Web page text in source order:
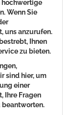
hochwertige
Wenn Sie
uns anzurufen.
Ihnen
zu bieten.
sind hier, um
einer
Ihre Fragen
beantworten.